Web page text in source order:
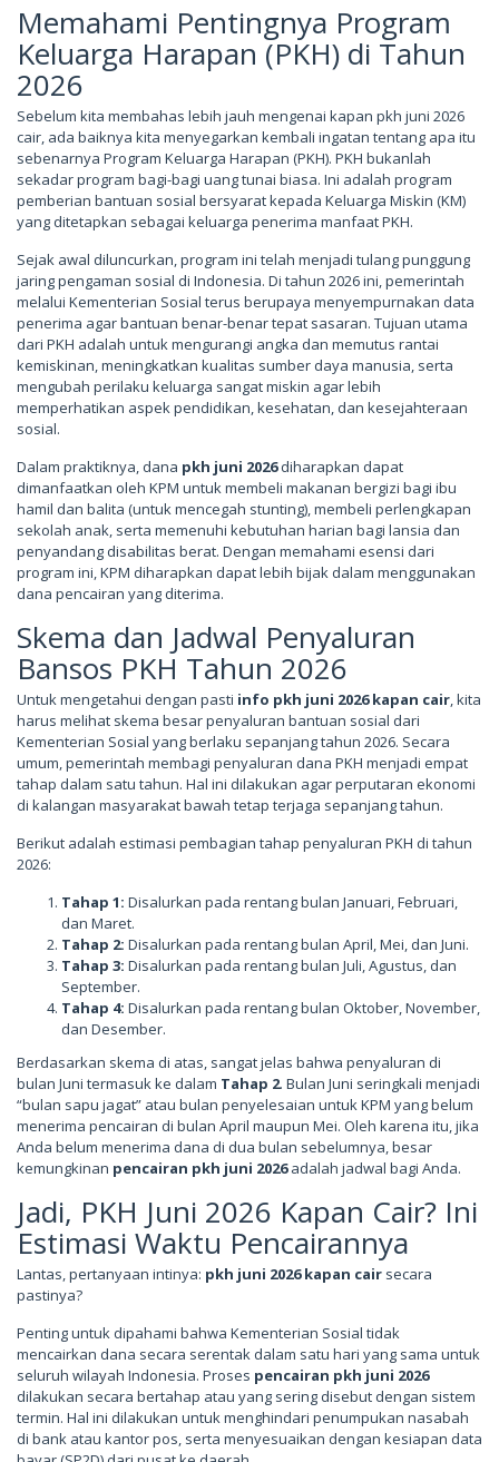
Memahami Pentingnya Program
Keluarga Harapan (PKH) di Tahun
2026
Sebelum kita membahas lebih jauh mengenai kapan pkh juni 2026
cair, ada baiknya kita menyegarkan kembali ingatan tentang apa itu
sebenarnya Program Keluarga Harapan (PKH). PKH bukanlah
sekadar program bagi-bagi uang tunai biasa. Ini adalah program
pemberian bantuan sosial bersyarat kepada Keluarga Miskin (KM)
yang ditetapkan sebagai keluarga penerima manfaat PKH.
Sejak awal diluncurkan, program ini telah menjadi tulang punggung
jaring pengaman sosial di Indonesia. Di tahun 2026 ini, pemerintah
melalui Kementerian Sosial terus berupaya menyempurnakan data
penerima agar bantuan benar-benar tepat sasaran. Tujuan utama
dari PKH adalah untuk mengurangi angka dan memutus rantai
kemiskinan, meningkatkan kualitas sumber daya manusia, serta
mengubah perilaku keluarga sangat miskin agar lebih
memperhatikan aspek pendidikan, kesehatan, dan kesejahteraan
sosial.
Dalam praktiknya, dana pkh juni 2026diharapkan dapat
dimanfaatkan oleh KPM untuk membeli makanan bergizi bagi ibu
hamil dan balita (untuk mencegah stunting), membeli perlengkapan
sekolah anak, serta memenuhi kebutuhan harian bagi lansia dan
penyandang disabilitas berat. Dengan memahami esensi dari
program ini, KPM diharapkan dapat lebih bijak dalam menggunakan
dana pencairan yang diterima.
Skema dan Jadwal Penyaluran
Bansos PKH Tahun 2026
Untuk mengetahui dengan pasti info pkh juni 2026 kapan cair , kita
harus melihat skema besar penyaluran bantuan sosial dari
Kementerian Sosial yang berlaku sepanjang tahun 2026. Secara
umum, pemerintah membagi penyaluran dana PKH menjadi empat
tahap dalam satu tahun. Hal ini dilakukan agar perputaran ekonomi
di kalangan masyarakat bawah tetap terjaga sepanjang tahun.
Berikut adalah estimasi pembagian tahap penyaluran PKH di tahun
2026:
Tahap 1: Disalurkan pada rentang bulan Januari, Februari,
dan Maret.
Tahap 2: Disalurkan pada rentang bulan April, Mei, dan Juni.
Tahap 3: Disalurkan pada rentang bulan Juli, Agustus, dan
September.
Tahap 4: Disalurkan pada rentang bulan Oktober, November,
dan Desember.
Berdasarkan skema di atas, sangat jelas bahwa penyaluran di
bulan Juni termasuk ke dalam Tahap 2. Bulan Juni seringkali menjadi
“bulan sapu jagat” atau bulan penyelesaian untuk KPM yang belum
menerima pencairan di bulan April maupun Mei. Oleh karena itu, jika
Anda belum menerima dana di dua bulan sebelumnya, besar
kemungkinan pencairan pkh juni 2026adalah jadwal bagi Anda.
Jadi, PKH Juni 2026 Kapan Cair? Ini
Estimasi Waktu Pencairannya
Lantas, pertanyaan intinya: pkh juni 2026 kapan cair secara
pastinya?
Penting untuk dipahami bahwa Kementerian Sosial tidak
mencairkan dana secara serentak dalam satu hari yang sama untuk
seluruh wilayah Indonesia. Proses pencairan pkh juni 2026
dilakukan secara bertahap atau yang sering disebut dengan sistem
termin. Hal ini dilakukan untuk menghindari penumpukan nasabah
di bank atau kantor pos, serta menyesuaikan dengan kesiapan data